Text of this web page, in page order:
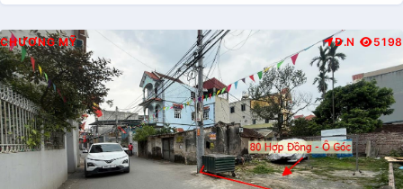
CHƯƠNG MỸ Đ.N 5198